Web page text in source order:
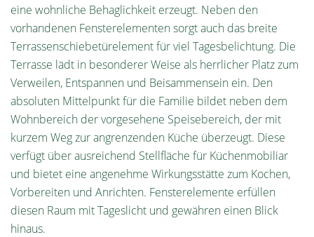
eine wohnliche Behaglichkeit erzeugt. Neben den
vorhandenen Fensterelementen sorgt auch das breite
Terrassenschiebetürelement für viel Tagesbelichtung. Die
Terrasse lädt in besonderer Weise als herrlicher Platz zum
Verweilen, Entspannen und Beisammensein ein. Den
absoluten Mittelpunkt für die Familie bildet neben dem
Wohnbereich der vorgesehene Speisebereich, der mit
kurzem Weg zur angrenzenden Küche überzeugt. Diese
verfügt über ausreichend Stellfläche für Küchenmobiliar
und bietet eine angenehme Wirkungsstätte zum Kochen,
Vorbereiten und Anrichten. Fensterelemente erfüllen
diesen Raum mit Tageslicht und gewähren einen Blick
hinaus.